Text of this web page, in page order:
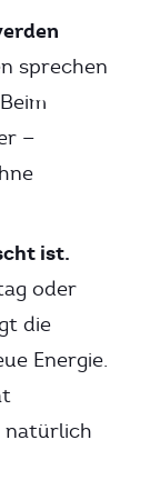
sprechen
—
ist.
oder
die
Energie.
natürlich